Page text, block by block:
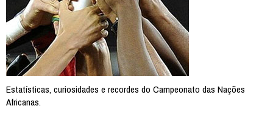
Estatísticas, curiosidades e recordes do Campeonato das Nações
Africanas.